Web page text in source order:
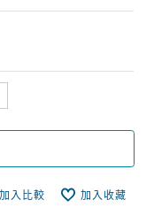
加入比較 加入收藏